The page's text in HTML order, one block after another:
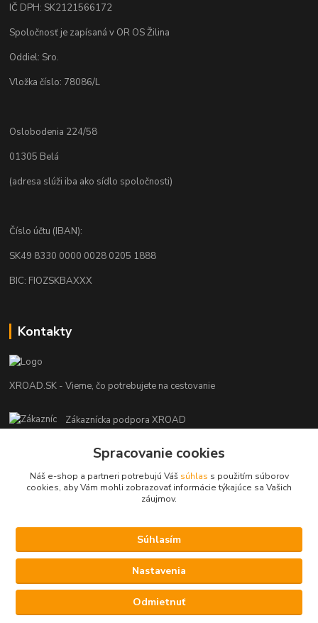
IČ DPH: SK2121566172
Spoločnosť je zapísaná v OR OS Žilina
Oddiel: Sro.
Vložka číslo: 78086/L
Oslobodenia 224/58
01305 Belá
(adresa slúži iba ako sídlo spoločnosti)
Číslo účtu (IBAN):
SK49 8330 0000 0028 0205 1888
BIC: FIOZSKBAXXX
Kontakty
XROAD.SK - Vieme, čo potrebujete na cestovanie
Zákaznícka podpora XROAD
+421 948 013 566
Po-Pi (08:00-16:00), So (11:00-14:00)
info@xroad.sk
Nastavenia cookies.
Copyright © 2021 XROAD.SK
Vytvorené na
Eshop-rychlo.sk
Spracovanie cookies
Náš e-shop a partneri potrebujú Váš súhlas s použitím súborov
cookies, aby Vám mohli zobrazovať informácie týkajúce sa Vašich
záujmov.
Nastavenia
Súhlasím